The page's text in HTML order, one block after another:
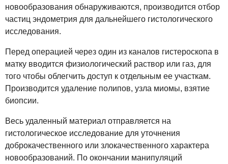
новообразования обнаруживаются, производится отбор
частиц эндометрия для дальнейшего гистологического
исследования.
Перед операцией через один из каналов гистероскопа в
матку вводится физиологический раствор или газ, для
того чтобы облегчить доступ к отдельным ее участкам.
Производится удаление полипов, узла миомы, взятие
биопсии.
Весь удаленный материал отправляется на
гистологическое исследование для уточнения
доброкачественного или злокачественного характера
новообразований. По окончании манипуляций